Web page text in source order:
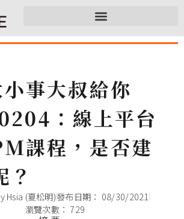
小事大叔給你
：線上平台
課程，是否建
？
Hsia (夏松明)發布日期： 08/30/2021
瀏覽次數： 729